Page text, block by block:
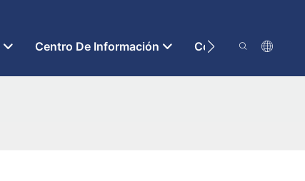
Centro De Información Contáctenos